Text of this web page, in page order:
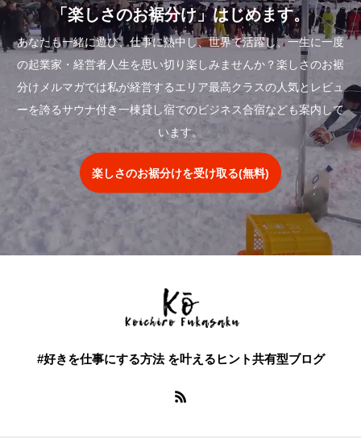
「楽しさのお裾分け」はじめます。
あなたも一緒に遊び、仕事に熱中し、世界で活躍し、一生に一度
の起業家・経営者人生を思い切り楽しみませんか？楽しさのお裾
分けメルマガでは私が経営するエリア最高クラスの人気とレビュ
ーを誇るサウナ付き一棟貸し宿でのビジネス合宿なども案内して
います。
楽しさのお裾分けを受け取る(無料)
#好きを仕事にする方法 を叶えるヒント共有型ブログ